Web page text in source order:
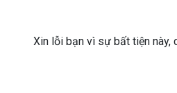
Xin lỗi bạn vì sự bất tiện này,